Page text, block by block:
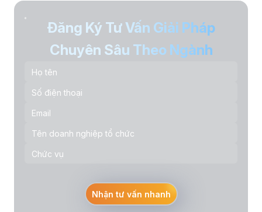
Đăng Ký Tư Vấn Giải Pháp
Chuyên Sâu Theo Ngành
Nhận tư vấn nhanh